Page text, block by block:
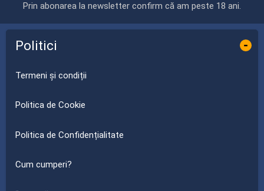
Prin abonarea la newsletter confirm că am peste 18 ani.
Politici -
Termeni și condiții
Politica de Cookie
Politica de Confidențialitate
Cum cumperi?